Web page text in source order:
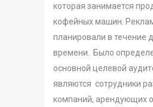
которая занимается
кофейных машин.
планировали в течение
времени. Было
основной целевой
являются сотрудники
компаний, арендующих